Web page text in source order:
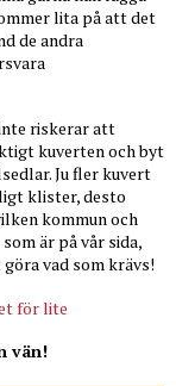
lita på att det
de andra
riskerar att
kuverten och byt
Ju fler kuvert
klister, desto
kommun och
är på vår sida,
vad som krävs!
för lite
vän!